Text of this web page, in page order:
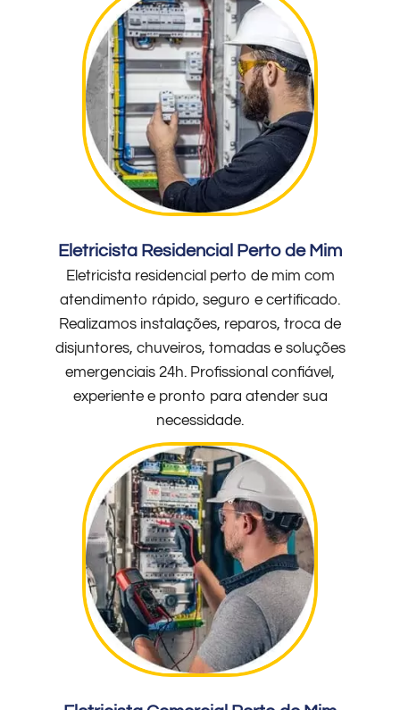
Eletricista Residencial Perto de Mim
Eletricista residencial perto de mim com
atendimento rápido, seguro e certificado.
Realizamos instalações, reparos, troca de
disjuntores, chuveiros, tomadas e soluções
emergenciais 24h. Profissional confiável,
experiente e pronto para atender sua
necessidade.